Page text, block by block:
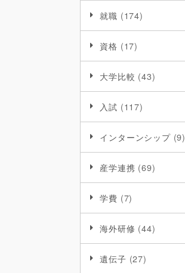
就職 (174)
資格 (17)
大学比較 (43)
入試 (117)
インターンシップ(9)
産学連携 (69)
学費 (7)
海外研修 (44)
遺伝子 (27)